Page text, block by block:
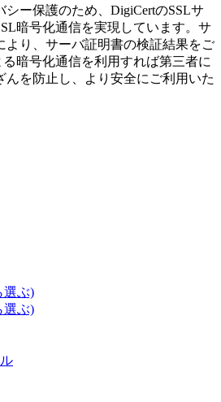
ー保護のため、DigiCertのSSLサ
暗号化通信を実現しています。サ
より、サーバ証明書の検証結果をご
暗号化通信を利用すれば第三者に
んを防止し、より安全にご利用いた
選ぶ)
選ぶ)